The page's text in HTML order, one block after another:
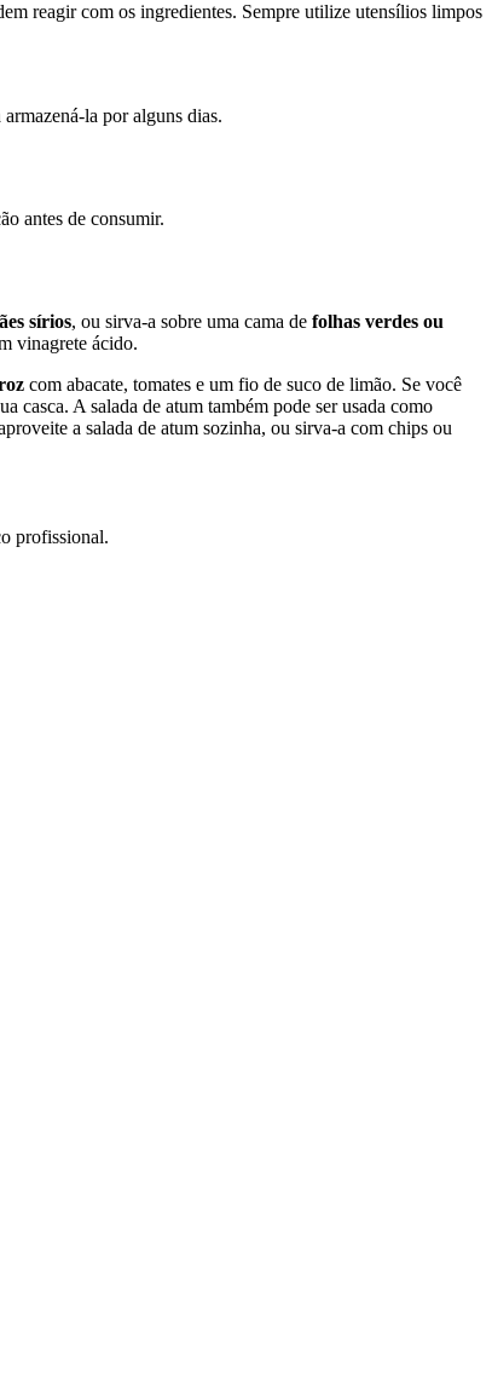
reagir com os ingredientes. Sempre utilize utensílios limpos
la por alguns dias.
antes de consumir.
sírios, ou sirva-a sobre uma cama de folhas verdes ou
vinagrete ácido.
com abacate, tomates e um fio de suco de limão. Se você
casca. A salada de atum também pode ser usada como
a salada de atum sozinha, ou sirva-a com chips ou
profissional.